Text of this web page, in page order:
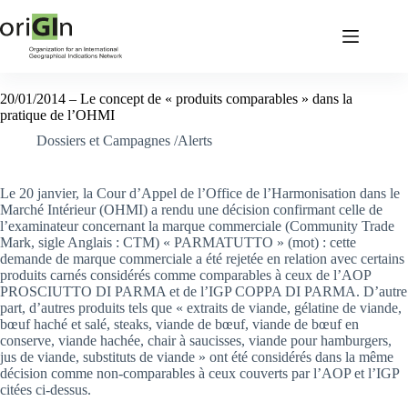
20/01/2014 – Le concept de « produits comparables » dans la
pratique de l’OHMI
Dossiers et Campagnes /Alerts
Le 20 janvier, la Cour d’Appel de l’Office de l’Harmonisation dans le
Marché Intérieur (OHMI) a rendu une décision confirmant celle de
l’examinateur concernant la marque commerciale (Community Trade
Mark, sigle Anglais : CTM) « PARMATUTTO » (mot) : cette
demande de marque commerciale a été rejetée en relation avec certains
produits carnés considérés comme comparables à ceux de l’AOP
PROSCIUTTO DI PARMA et de l’IGP COPPA DI PARMA. D’autre
part, d’autres produits tels que « extraits de viande, gélatine de viande,
bœuf haché et salé, steaks, viande de bœuf, viande de bœuf en
conserve, viande hachée, chair à saucisses, viande pour hamburgers,
jus de viande, substituts de viande » ont été considérés dans la même
décision comme non-comparables à ceux couverts par l’AOP et l’IGP
citées ci-dessus.